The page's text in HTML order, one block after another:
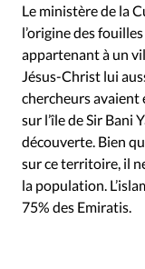
Le ministère de la
l’origine des
appartenant à un
Jésus-Christ lui
chercheurs avaient
sur l’île de Sir Bani
découverte. Bien
sur ce territoire, il
la population.
75% des Emiratis.